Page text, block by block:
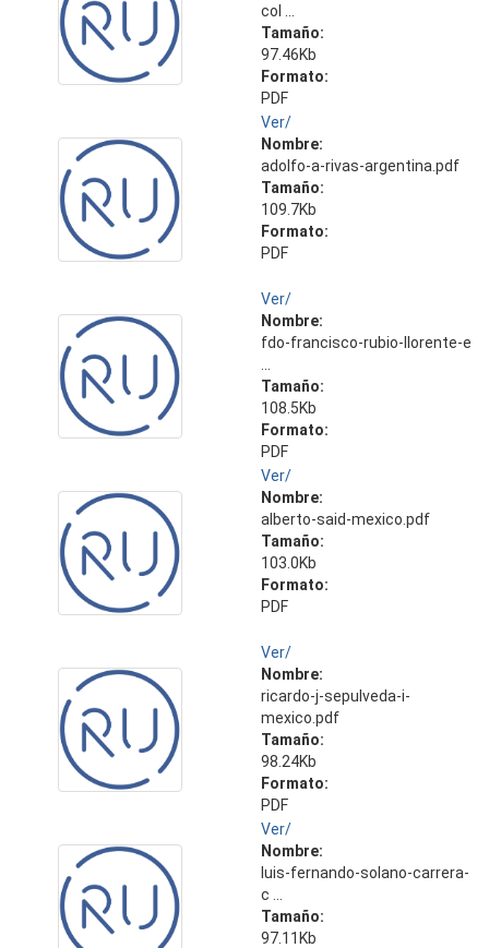
col ...
Tamaño:
97.46Kb
Formato:
PDF
Ver/
Nombre:
adolfo-a-rivas-argentina.pdf
Tamaño:
109.7Kb
Formato:
PDF
Ver/
Nombre:
fdo-francisco-rubio-llorente-e
Tamaño:
108.5Kb
Formato:
PDF
Ver/
Nombre:
alberto-said-mexico.pdf
Tamaño:
103.0Kb
Formato:
PDF
Ver/
Nombre:
ricardo-j-sepulveda-i-
mexico.pdf
Tamaño:
98.24Kb
Formato:
PDF
Ver/
Nombre:
luis-fernando-solano-carrera-
c ...
Tamaño:
97.11Kb